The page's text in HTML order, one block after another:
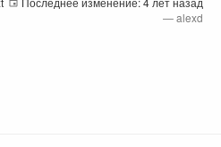
—alexd